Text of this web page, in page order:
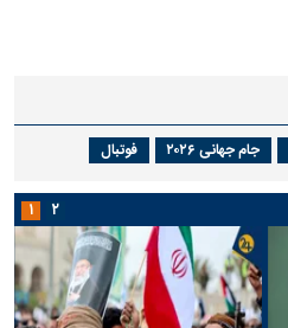
جام جهانی ۲۰۲۶ فوتبال
۱ ۲